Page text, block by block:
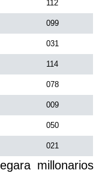
112
099
031
114
078
009
050
021
millonarios